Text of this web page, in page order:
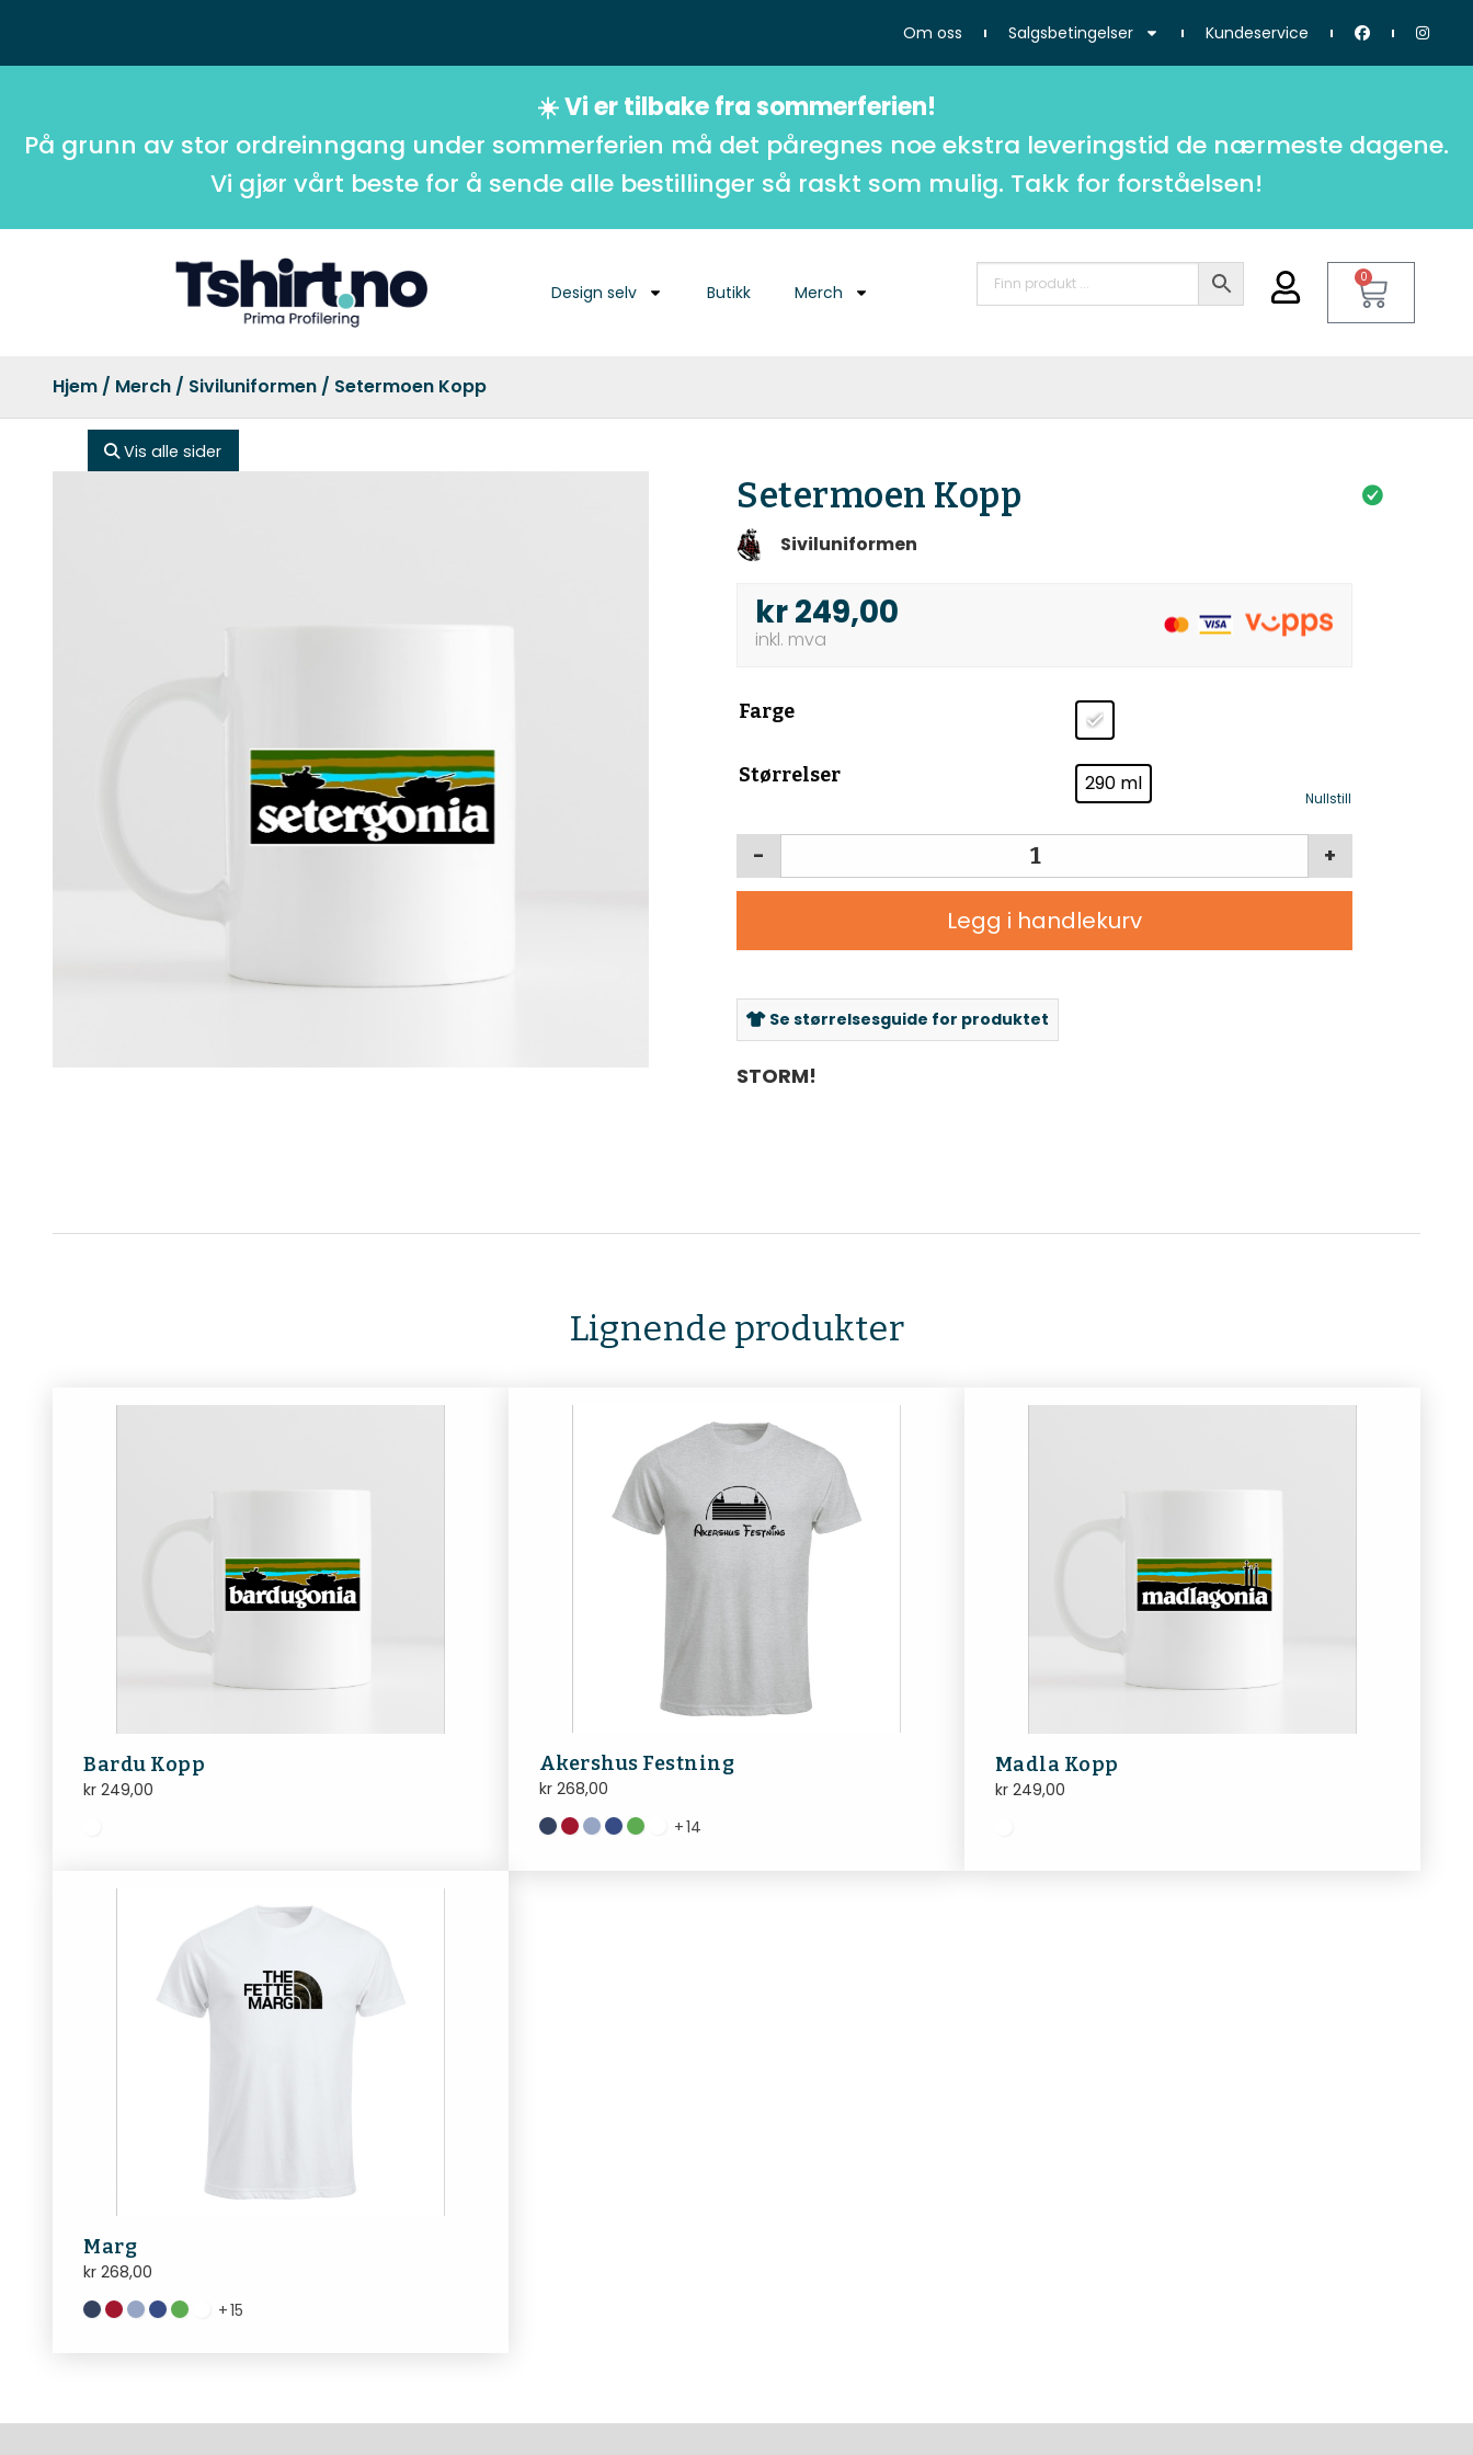
Om oss Salgsbetingelser Kundeservice
☀️ Vi er tilbake fra sommerferien!
På grunn av stor ordreinngang under sommerferien må det påregnes noe ekstra leveringstid de nærmeste dagene.
Vi gjør vårt beste for å sende alle bestillinger så raskt som mulig. Takk for forståelsen!
Design selv Butikk Merch
0
Hjem / Merch / Siviluniformen / Setermoen Kopp
Vis alle sider
Setermoen Kopp
Siviluniformen
kr249,00
Farge
Størrelser 290 ml
Nullstill
+
-
Legg i handlekurv
Se størrelsesguide for produktet
STORM!
Lignende produkter
Bardu Kopp
kr 249,00
Akershus Festning
kr268,00
+14
Madla Kopp
kr249,00
Marg
kr 268,00
+15